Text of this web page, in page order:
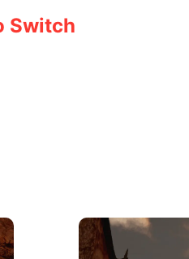
Switch